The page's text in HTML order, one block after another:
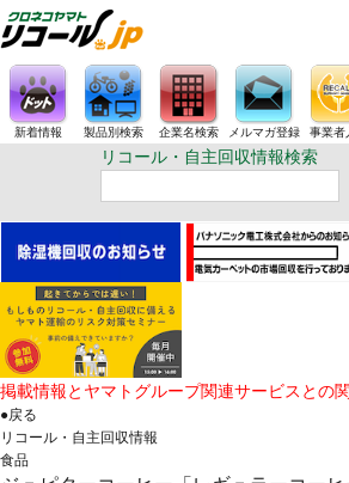
新着情報 製品別検索 企業名検索 メルマガ登録 事業者
リコール・自主回収情報検索
掲載情報とヤマトグループ関連サービスとの
●戻る
リコール・自主回収情報
食品